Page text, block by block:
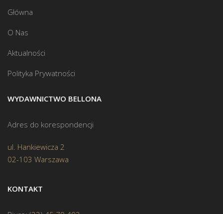
Główna
O Nas
Aktualności
Polityka Prywatności
WYDAWNICTWO BELLONA
Adres do korespondencji
ul. Hankiewicza 2
02-103 Warszawa
KONTAKT